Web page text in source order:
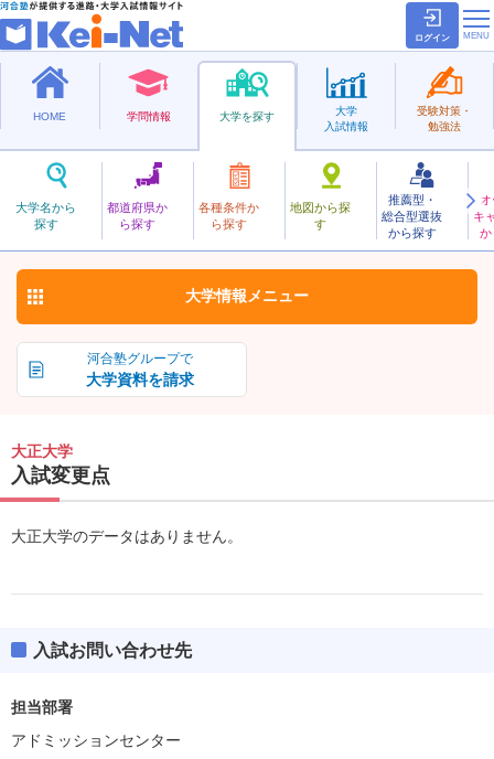
ログイン
HOME 学問情報 大学を探す
大学名から
探す
都道府県か
ら探す
各種条件か
ら探す
地図から探
す
推薦型・
総合型選抜
から探す
キ
か
大学
入試情報
受験対策・
勉強法
私立
たいしょう
大正大学 お気に入り
河合塾グループで
大学資料を請求
大学情報 メニュー
大正大学
入試変更点
大正大学のデータはありません。
入試お問い合わせ先
担当部署
アドミッションセンター